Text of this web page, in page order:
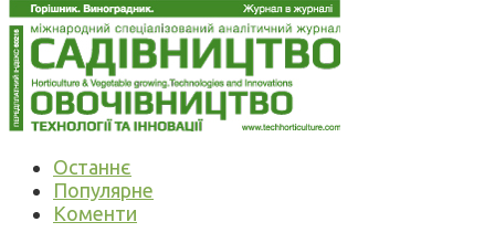
Останнє
Популярне
Коменти